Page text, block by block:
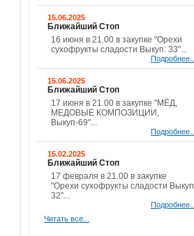
15.06.2025
Ближайший Стоп
16 июня в 21.00 в закупке "Орехи
сухофрукты сладости Выкуп: 33"...
Подробнее...
15.06.2025
Ближайший Стоп
17 июня в 21.00 в закупке "МЁД,
МЕДОВЫЕ КОМПОЗИЦИИ,
Выкуп-69"...
Подробнее...
15.02.2025
Ближайший Стоп
17 февраля в 21.00 в закупке
"Орехи сухофрукты сладости
32"...
Подробнее...
Читать все...